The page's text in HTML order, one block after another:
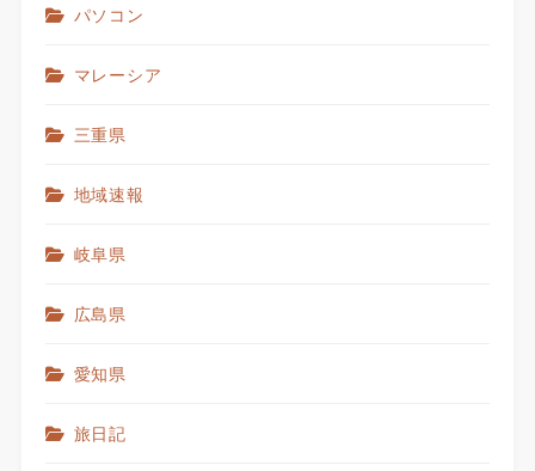
パソコン
マレーシア
三重県
地域速報
岐阜県
広島県
愛知県
旅日記